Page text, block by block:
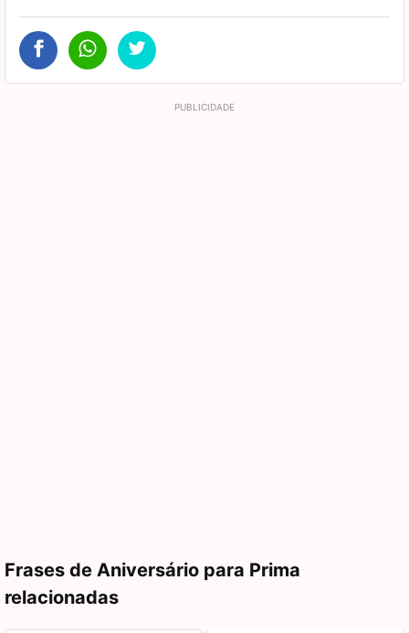
Frases de Aniversário para Prima
relacionadas